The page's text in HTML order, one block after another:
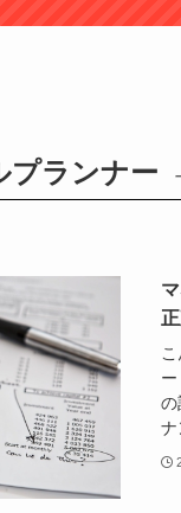
プランナー
の
ナ